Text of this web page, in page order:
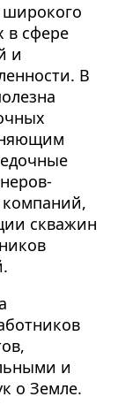
широкого
в сфере
и
В
компаний,
скважин
и
о Земле.